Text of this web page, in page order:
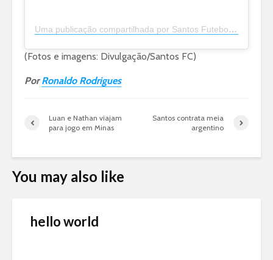
Uma publicação compartilhada por Santos Futebol Clube (@santosfc)
(Fotos e imagens: Divulgação/Santos FC)
PorRonaldo Rodrigues
Luan e Nathan viajam
para jogo em Minas
Santos contrata meia
argentino
You may also like
hello world